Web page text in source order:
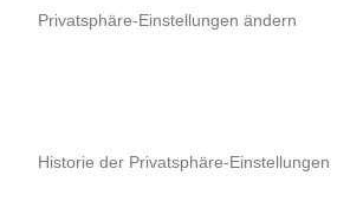
Privatsphäre-Einstellungen ändern
Historie der Privatsphäre-Einstellungen